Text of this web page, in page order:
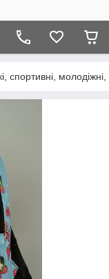
спортивні, молодіжні,